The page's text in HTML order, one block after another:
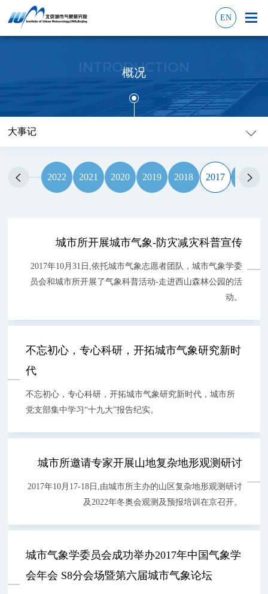
EN
INTRODUCTION
概况
大事记
2022 2021 2020 2019 2018 2017 2016
城市所开展城市气象-防灾减灾科普宣传
2017年10月31日,依托城市气象志愿者团队，城市气象学委
员会和城市所开展了气象科普活动-走进西山森林公园的活
动。
不忘初心，专心科研，开拓城市气象研究新时
代
不忘初心，专心科研，开拓城市气象研究新时代，城市所
党支部集中学习“十九大”报告纪实。
城市所邀请专家开展山地复杂地形观测研讨
2017年10月17-18日,由城市所主办的山区复杂地形观测研讨
及2022年冬奥会观测及预报培训在京召开。
城市气象学委员会成功举办2017年中国气象学
会年会 S8分会场暨第六届城市气象论坛